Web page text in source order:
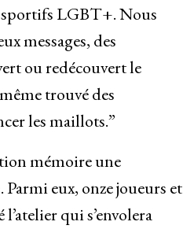
LGBT+. Nous
messages, des
ou redécouvert le
trouvé des
les maillots.”
mémoire une
eux, onze joueurs et
qui s’envolera